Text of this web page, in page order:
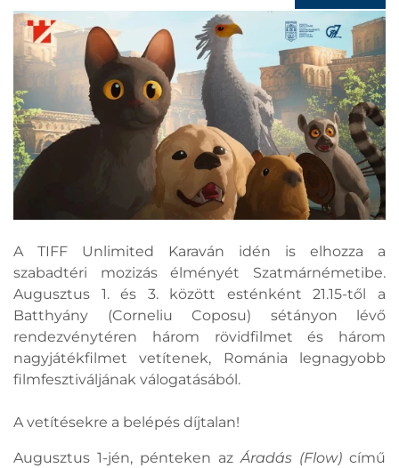
A TIFF Unlimited Karaván idén is elhozza a
szabadtéri mozizás élményét Szatmárnémetibe.
Augusztus 1. és 3. között esténként 21.15-től a
Batthyány (Corneliu Coposu) sétányon lévő
rendezvénytéren három rövidfilmet és három
nagyjátékfilmet vetítenek, Románia legnagyobb
filmfesztiváljának válogatásából.
A vetítésekre a belépés díjtalan!
Augusztus 1-jén, pénteken azÁradás (Flow) című